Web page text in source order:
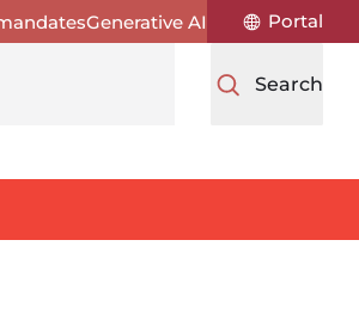
Generative AI Portal
Search